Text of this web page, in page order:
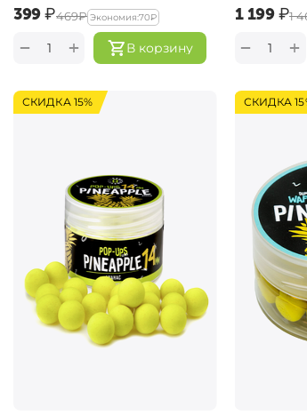
‍399‍₽‍469‍₽ Экономия:‍70‍₽
В корзину
+
−
‍1 199‍₽‍1
+
−
СКИДКА 15% СКИДКА